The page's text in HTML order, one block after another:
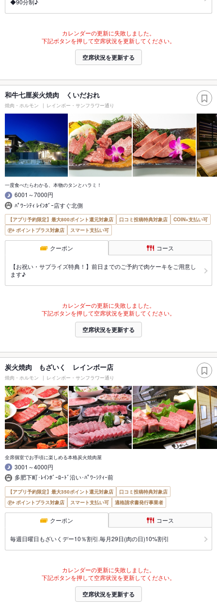
◆90分制♪
カレンダーの更新に失敗しました。
下記ボタンを押して空席状況を更新してください。
空席状況を更新する
和牛七厘炭火焼肉 くいだおれ
焼肉・ホルモン レインボー・サンフラワー通り
一度食べたらわかる、本物のタンとハラミ！
6001～7000円
ﾊﾟﾜｰｼﾃｨ ﾚｲﾝﾎﾞｰ店すぐ北側
【アプリ予約限定】最大800ポイント還元対象店 口コミ投稿特典対象店
COIN+支払い可
ポイントプラス対象店
スマート支払い可
クーポン コース
【お祝い・サプライズ特典！】前日までのご予約で肉ケーキをご用意し
ます♪
カレンダーの更新に失敗しました。
下記ボタンを押して空席状況を更新してください。
空席状況を更新する
炭火焼肉 もざいく レインボー店
焼肉・ホルモン レインボー・サンフラワー通り
全席個室でお手頃に楽しめる本格炭火焼肉屋
3001～4000円
多肥下町･ﾚｲﾝﾎﾞｰﾛｰﾄﾞ沿い･ﾊﾟﾜｰｼﾃｨｰ前
【アプリ予約限定】最大350ポイント還元対象店
口コミ投稿特典対象店
ポイントプラス対象店
スマート支払い可 適格請求書発行事業者
クーポン コース
毎週日曜日もざいくデー10％割引.毎月29日(肉の日)10%割引
カレンダーの更新に失敗しました。
下記ボタンを押して空席状況を更新してください。
空席状況を更新する